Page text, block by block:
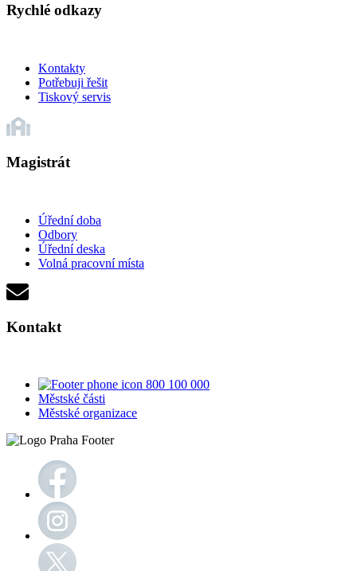
Rychlé odkazy
Kontakty
Potřebuji řešit
Tiskový servis
Magistrát
Úřední doba
Odbory
Úřední deska
Volná pracovní místa
Kontakt
800 100 000
Městské části
Městské organizace